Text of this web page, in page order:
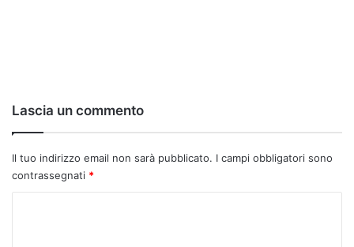
Lascia un commento
Il tuo indirizzo email non sarà pubblicato. I campi obbligatori sono
contrassegnati *